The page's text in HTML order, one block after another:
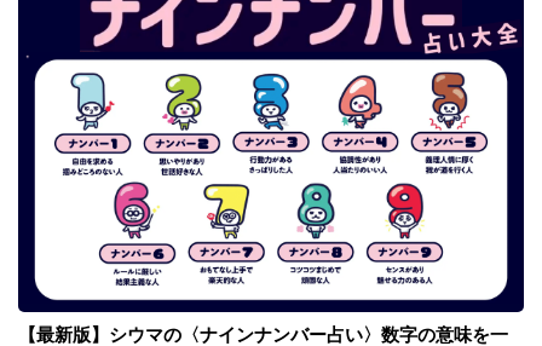
【最新版】シウマの〈ナインナンバー占い〉数字の意味を一